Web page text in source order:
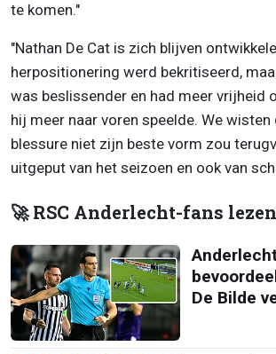
te komen."
"Nathan De Cat is zich blijven
herpositionering werd bekritiseerd,
was beslissender en had meer vrijheid
hij meer naar voren speelde. We
blessure niet zijn beste vorm zou
uitgeput van het seizoen en ook van
🚀 RSC Anderlecht-fans
De Bilde